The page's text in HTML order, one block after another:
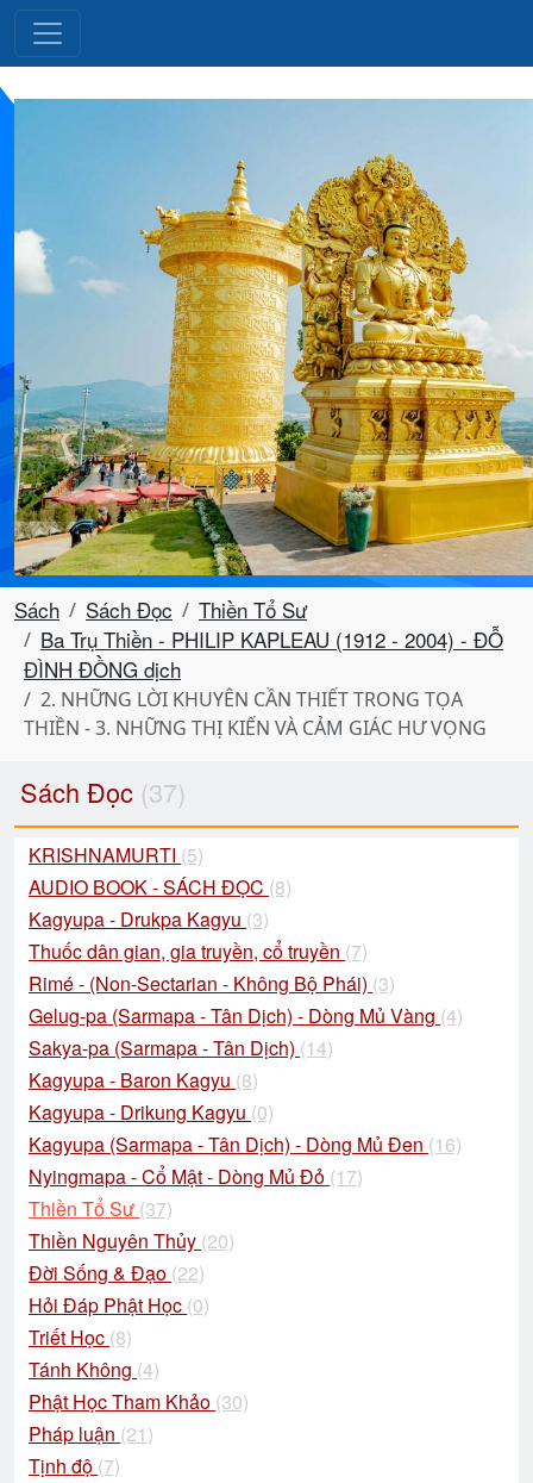
Sách Sách Đọc
Thiền Tổ Sư
Ba Trụ Thiền - PHILIP KAPLEAU (1912 - 2004) - ĐỖ
ĐÌNH ĐỒNG dịch
2. NHỮNG LỜI KHUYÊN CẦN THIẾT TRONG TỌA
THIỀN - 3. NHỮNG THỊ KIẾN VÀ CẢM GIÁC HƯ VỌNG
Sách Đọc (37)
KRISHNAMURTI (5)
AUDIO BOOK - SÁCH ĐỌC (8)
Kagyupa - Drukpa Kagyu (3)
Thuốc dân gian, gia truyền, cổ truyền (7)
Rimé - (Non-Sectarian - Không Bộ Phái) (3)
Gelug-pa (Sarmapa - Tân Dịch) - Dòng Mủ Vàng (4)
Sakya-pa (Sarmapa - Tân Dịch) (14)
Kagyupa - Baron Kagyu (8)
Kagyupa - Drikung Kagyu (0)
Kagyupa (Sarmapa - Tân Dịch) - Dòng Mủ Đen (16)
Nyingmapa - Cổ Mật - Dòng Mủ Đỏ (17)
Thiền Tổ Sư (37)
Thiền Nguyên Thủy (20)
Đời Sống & Đạo (22)
Hỏi Đáp Phật Học (0)
Triết Học (8)
Tánh Không (4)
Phật Học Tham Khảo (30)
Pháp luận (21)
Tịnh độ (7)